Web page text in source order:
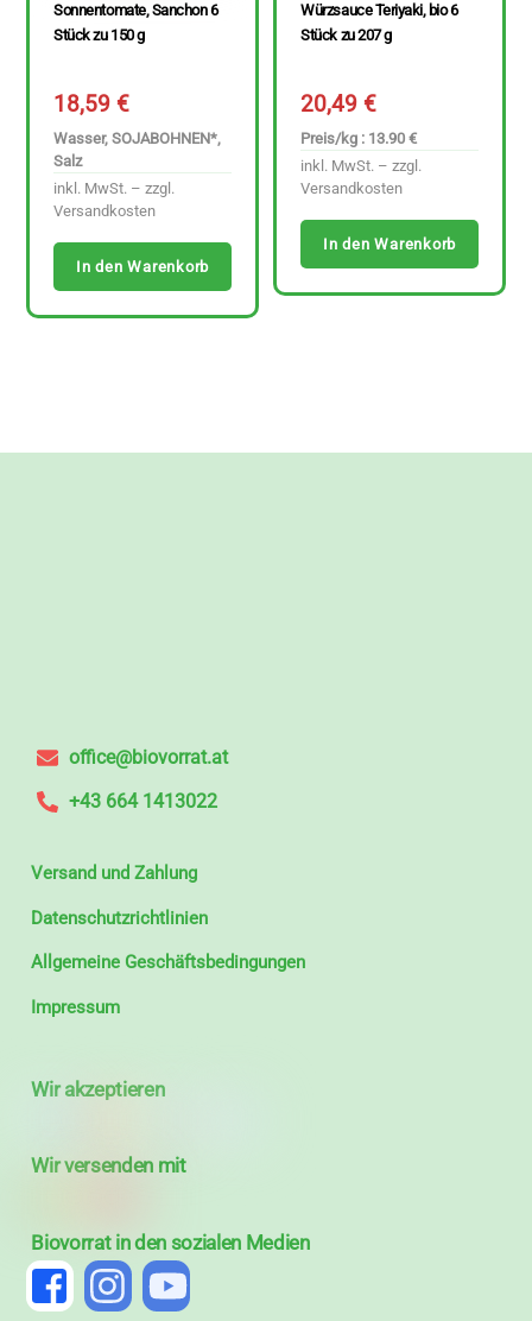
Sonnentomate, Sanchon 6
Stück zu 150 g
18,59€
Wasser, SOJABOHNEN*,
Salz
inkl. MwSt. – zzgl.
Versandkosten
In den Warenkorb
Würzsauce Teriyaki, bio 6
Stück zu 207 g
20,49€
Preis/kg : 13.90 €
inkl. MwSt. – zzgl.
Versandkosten
In den Warenkorb
office@biovorrat.at
+43 664 1413022
Versand und Zahlung
Datenschutzrichtlinien
Allgemeine Geschäftsbedingungen
Impressum
Wir akzeptieren
Wir versenden mit
Biovorrat in den sozialen Medien